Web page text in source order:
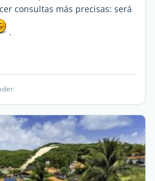
consultas más precisas: será
.